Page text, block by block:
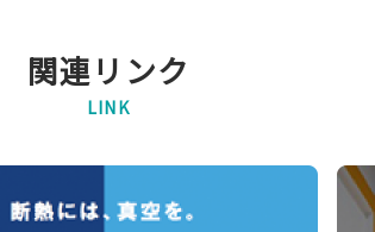
関連リンク
LINK